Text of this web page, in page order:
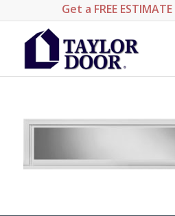
Get a FREE ESTIMATE